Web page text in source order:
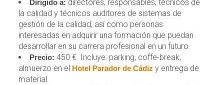
Dirigido a: directores, responsables, técnicos de
la calidad y técnicos auditores de sistemas de
gestión de la calidad, así como personas
interesadas en adquirir una formación que puedan
desarrollar en su carrera profesional en un futuro.
Precio: 450 €. Incluye: parking, coffe-break,
almuerzo en el Hotel Parador de Cádiz y entrega de
material.